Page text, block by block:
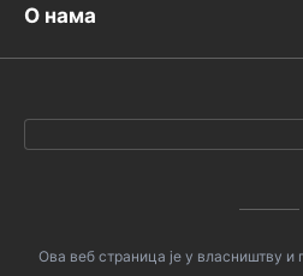
О нама
Ова веб страница је у власништву